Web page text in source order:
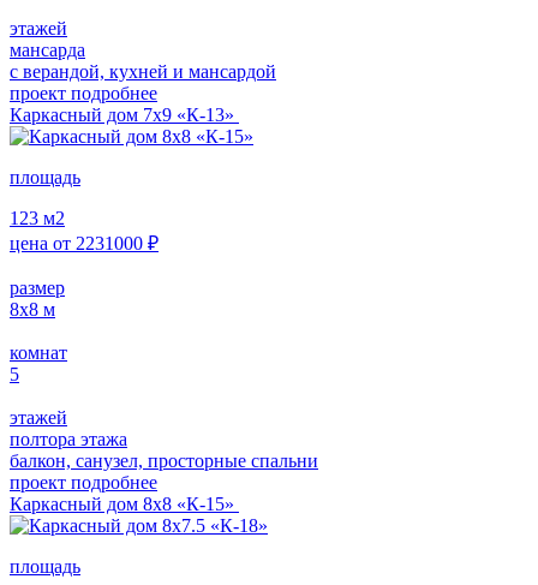
этажей
мансарда
с верандой, кухней и мансардой
проект подробнее
Каркасный дом 7х9 «К-13»
площадь
123 м2
цена от 2231000 ₽
размер
8х8 м
комнат
5
этажей
полтора этажа
балкон, санузел, просторные спальни
проект подробнее
Каркасный дом 8х8 «К-15»
площадь